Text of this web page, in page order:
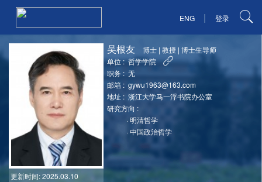
ENG | 登录
更新时间: 2025.03.10
吴根友 博士 |教授 |博士生导师
单位 : 哲学学院
职务 : 无
邮箱 : gywu1963@163.com
地址 : 浙江大学马一浮书院办公室
研究方向 :
·明清哲学
·中国政治哲学